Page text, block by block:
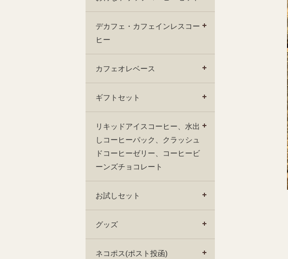
デカフェ・カフェインレスコー
ヒー
カフェオレベース
ギフトセット
リキッドアイスコーヒー、水出
しコーヒーパック、クラッシュ
ドコーヒーゼリー、コーヒービ
ーンズチョコレート
お試しセット
グッズ
ネコポス(ポスト投函)